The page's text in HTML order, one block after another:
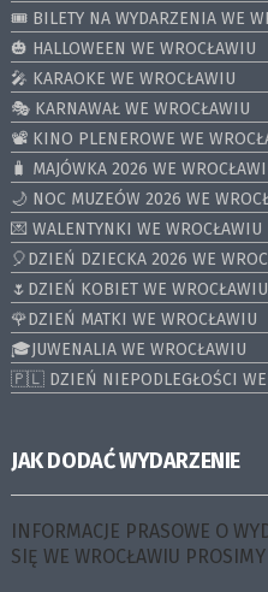
🎟️ BILETY NA WYDARZENIA WE
🎃 HALLOWEEN WE WROCŁAWIU
🎤 KARAOKE WE WROCŁAWIU
🎭 KARNAWAŁ WE WROCŁAWIU
📽️ KINO PLENEROWE WE
🧳 MAJÓWKA 2026 WE
🌙 NOC MUZEÓW 2026 WE
💌 WALENTYNKI WE WROCŁAWIU
🎈DZIEŃ DZIECKA 2026 WE
🌷DZIEŃ KOBIET WE WROCŁAWIU
🌹DZIEŃ MATKI WE WROCŁAWIU
🎓JUWENALIA WE WROCŁAWIU
🇵🇱 DZIEŃ NIEPODLEGŁOŚCI WE
JAK DODAĆ WYDARZENIE
INFORMACJE PRASOWE O
SIĘ WE WROCŁAWIU